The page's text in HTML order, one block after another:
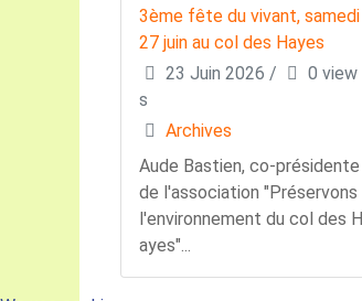
3ème fête du vivant, samedi
27 juin au col des Hayes
23 Juin 2026 /
0 view
s
Archives
Aude Bastien, co-présidente
de l'association "Préservons
l'environnement du col des H
ayes"...